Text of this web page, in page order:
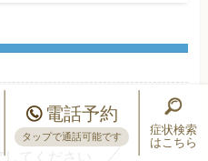
してください
電話予約
タップで通話可能です
症状検索
はこちら